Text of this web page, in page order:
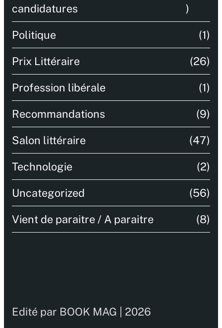
candidatures
)
Politique (1)
Prix Littéraire (26)
Profession libérale (1)
Recommandations (9)
Salon littéraire (47)
Technologie (2)
Uncategorized (56)
Vient de paraitre / A paraitre (8)
Edité par BOOK MAG | 2026